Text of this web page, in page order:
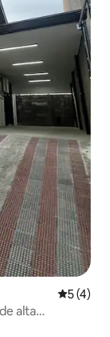
5 de
5 (4)
alta